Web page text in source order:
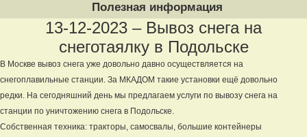
Полезная информация
13-12-2023 – Вывоз снега на
снеготаялку в Подольске
В Москве вывоз снега уже довольно давно осуществляется на
снегоплавильные станции. За МКАДОМ такие установки ещё довольно
редки. На сегодняшний день мы предлагаем услуги по вывозу снега на
станции по уничтожению снега в Подольске.
Собственная техника: тракторы, самосвалы, большие контейнеры